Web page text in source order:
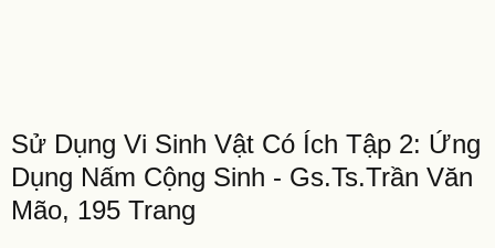
Sử Dụng Vi Sinh Vật Có Ích Tập 2: Ứng
Dụng Nấm Cộng Sinh - Gs.Ts.Trần Văn
Mão, 195 Trang